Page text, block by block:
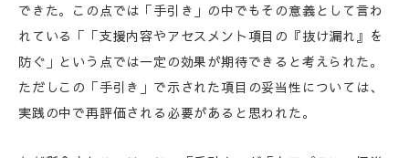
できた。この点では「手引き」の中でもその意義として言わ
れている「「支援内容やアセスメント項目の『抜け漏れ』を
防ぐ」という点では一定の効果が期待できると考えられた。
ただしこの「手引き」で示された項目の妥当性については、
実践の中で再評価される必要があると思われた。